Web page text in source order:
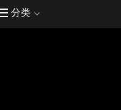
分类